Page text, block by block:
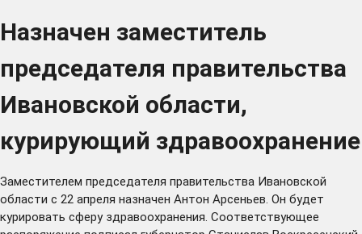
Назначен заместитель
председателя правительства
Ивановской области,
курирующий здравоохранение
Заместителем председателя правительства Ивановской
области с 22 апреля назначен Антон Арсеньев. Он будет
курировать сферу здравоохранения. Соответствующее